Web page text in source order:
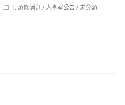
Post1. 頭條消息 /人事室公告/未分類